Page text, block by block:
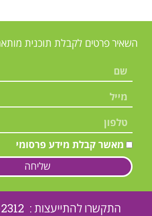
השאיר פרטים לקבלת תוכנית
מאשר קבלת מידע פרסומי
שליחה
התקשרו להתייעצות : 074-745-2312